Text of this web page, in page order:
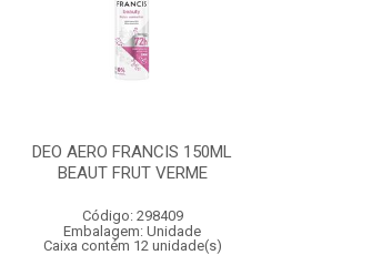
DEO AERO FRANCIS 150ML
BEAUT FRUT VERME
Código: 298409
Embalagem: Unidade
Caixa contém 12 unidade(s)